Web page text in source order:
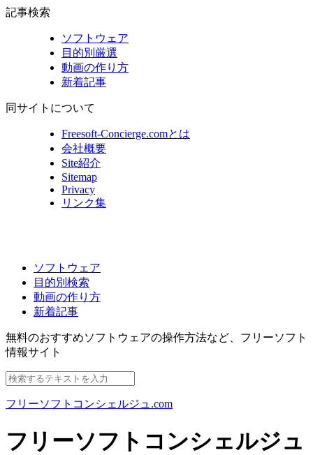
記事検索
ソフトウェア
目的別厳選
動画の作り方
新着記事
同サイトについて
Freesoft-Concierge.comとは
会社概要
Site紹介
Sitemap
Privacy
リンク集
ソフトウェア
目的別検索
動画の作り方
新着記事
無料のおすすめソフトウェアの操作方法など、 フリーソフト
情報サイト
フリーソフトコンシェルジュ.com
フリーソフトコンシェルジュ